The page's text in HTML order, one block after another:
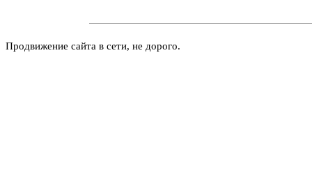
Продвижение сайта в сети, не дорого.